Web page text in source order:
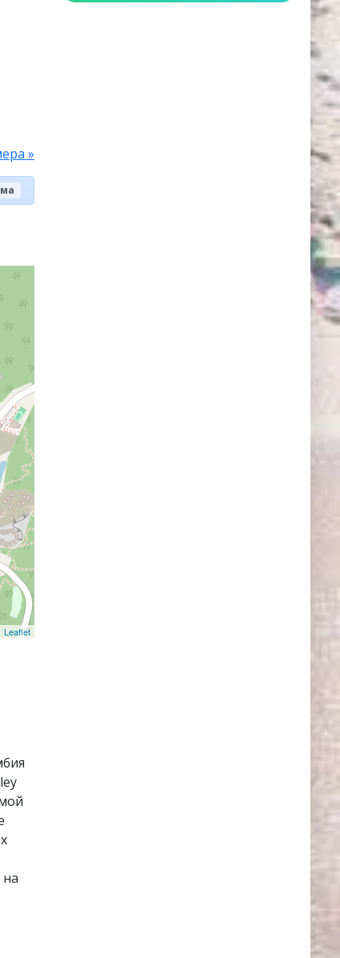
»
Leaflet